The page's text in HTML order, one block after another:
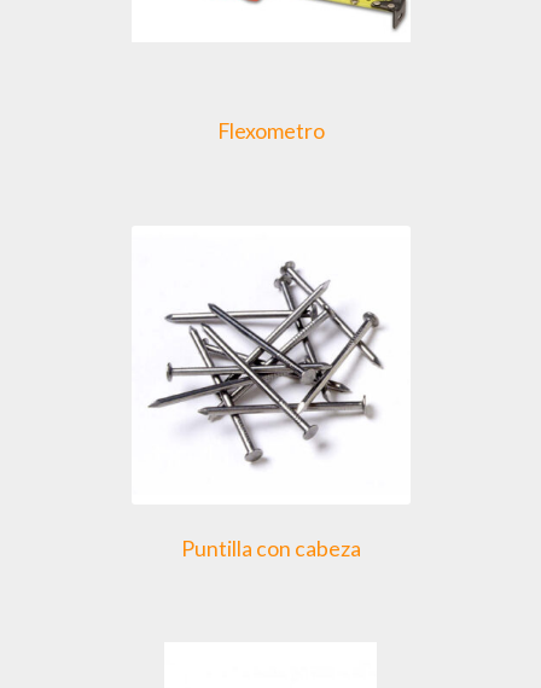
Flexometro
Puntilla con cabeza